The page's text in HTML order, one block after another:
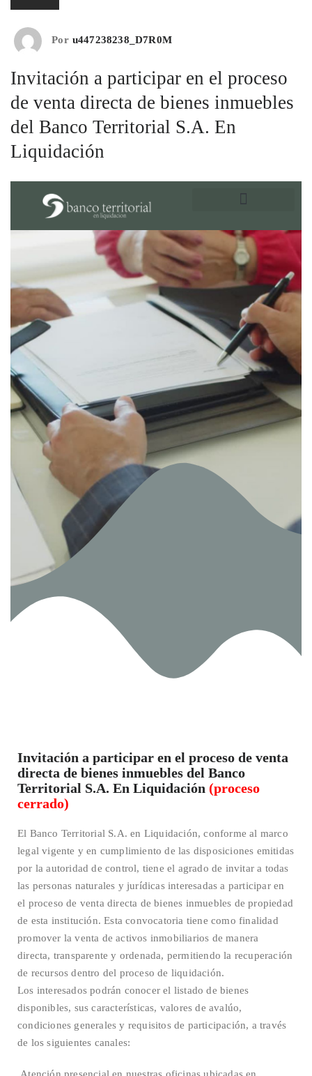
Por u447238238_D7R0M
Invitación a participar en el proceso
de venta directa de bienes inmuebles
del Banco Territorial S.A. En
Liquidación
Invitación a participar en el proceso de venta
directa de bienes inmuebles del Banco
Territorial S.A. En Liquidación (proceso
cerrado)
El Banco Territorial S.A. en Liquidación, conforme al marco
legal vigente y en cumplimiento de las disposiciones emitidas
por la autoridad de control, tiene el agrado de invitar a todas
las personas naturales y jurídicas interesadas a participar en
el proceso de venta directa de bienes inmuebles de propiedad
de esta institución. Esta convocatoria tiene como finalidad
promover la venta de activos inmobiliarios de manera
directa, transparente y ordenada, permitiendo la recuperación
de recursos dentro del proceso de liquidación.
Los interesados podrán conocer el listado de bienes
disponibles, sus características, valores de avalúo,
condiciones generales y requisitos de participación, a través
de los siguientes canales:
Atención presencial en nuestras oficinas ubicadas en